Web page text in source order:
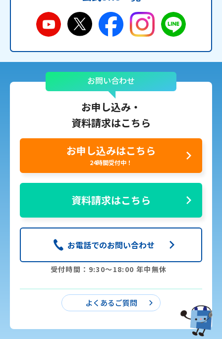
お問い合わせ
お申し込み・
資料請求はこちら
お申し込みはこちら
24時間受付中！
資料請求はこちら
お電話でのお問い合わせ
受付時間：9:30〜18:00 年中無休
よくあるご質問